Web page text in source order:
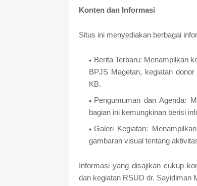
Konten dan Informasi
Situs ini menyediakan berbagai
Berita Terbaru: Menampilkan
BPJS Magetan, kegiatan
KB.
Pengumuman dan Agenda:
bagian ini kemungkinan berisi
Galeri Kegiatan:
gambaran visual tentang
Informasi yang disajikan cukup
dan kegiatan RSUD dr. Sayidiman